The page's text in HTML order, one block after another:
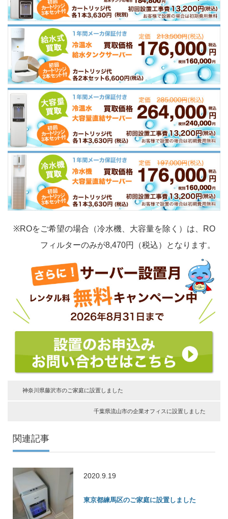
※ROをご希望の場合（冷水機、大容量を除く）は、RO
フィルターのみが8,470円（税込）となります。
神奈川県藤沢市のご家庭に設置しました
千葉県流山市の企業オフィスに設置しました
関連記事
2020.9.19
東京都練馬区のご家庭に設置しました